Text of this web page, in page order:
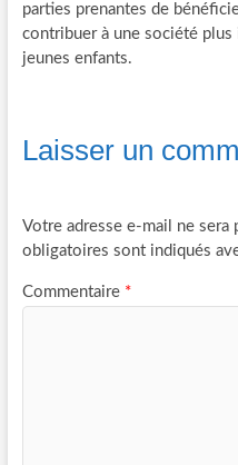
parties prenantes de
contribuer à une société
jeunes enfants.
Laisser un
Votre adresse e-mail ne sera
obligatoires sont indiqués
Commentaire *